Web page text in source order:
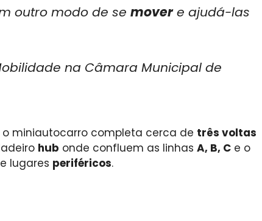
outro modo de se movere ajudá-las
na Câmara Municipal de
o miniautocarro completa cerca de três voltas
hub onde confluem as linhas A, B, C e o
lugares periféricos.